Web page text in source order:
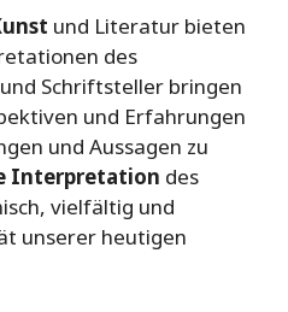
und Literatur bieten
des
Schriftsteller bringen
und Erfahrungen
und Aussagen zu
Interpretation des
vielfältig und
unserer heutigen